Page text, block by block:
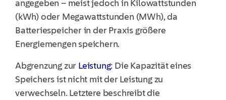
angegeben – meist jedoch in Kilowattstunden
(kWh) oder Megawattstunden (MWh), da
Batteriespeicher in der Praxis größere
Energiemengen speichern.
Abgrenzung zur Leistung: Die Kapazität eines
Speichers ist nicht mit der Leistung zu
verwechseln. Letztere beschreibt die